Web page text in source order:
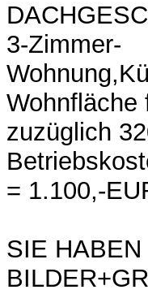
3-Zimmer-
Wohnfläche
zuzüglich
= 1.100,-
SIE